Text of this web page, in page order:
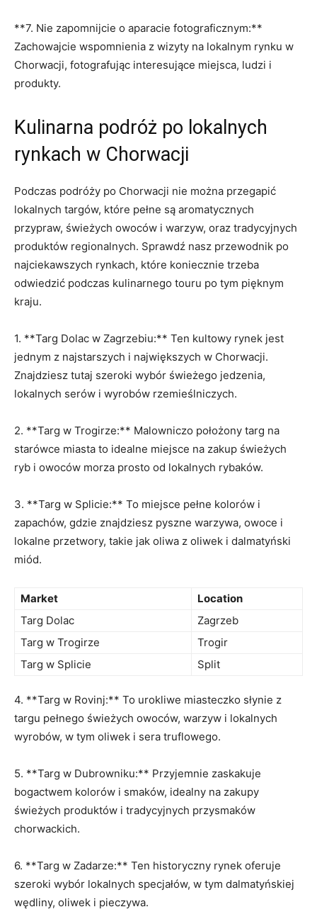
**7.‌ Nie zapomnijcie ​o‌ aparacie ⁢fotograficznym:**
Zachowajcie⁢ wspomnienia z wizyty ⁢na lokalnym rynku w
Chorwacji, fotografując ‌interesujące miejsca, ludzi i
produkty.
Kulinarna podróż po lokalnych
rynkach w Chorwacji
Podczas ‍podróży‌ po Chorwacji nie można przegapić
lokalnych targów, które​ pełne są aromatycznych
⁢przypraw,⁤ świeżych owoców i warzyw, oraz tradycyjnych
produktów regionalnych. Sprawdź nasz⁣ przewodnik po
najciekawszych rynkach, ‍które ⁤koniecznie trzeba
odwiedzić podczas ⁢kulinarnego touru po tym pięknym
kraju.
1. **Targ Dolac w Zagrzebiu:** ‌Ten kultowy⁣ rynek‍ jest
jednym ‌z najstarszych i największych w ⁢Chorwacji.
Znajdziesz ​tutaj szeroki wybór świeżego jedzenia,
lokalnych ⁤serów i wyrobów ‍rzemieślniczych.
2. **Targ w Trogirze:** Malowniczo położony targ na
starówce ​miasta to idealne miejsce na zakup świeżych
ryb i owoców morza ⁣prosto od lokalnych rybaków.
3.⁤ **Targ w Splicie:** To miejsce pełne kolorów ⁢i
⁢zapachów, gdzie znajdziesz pyszne warzywa, owoce i
⁢lokalne przetwory, takie jak oliwa z ‍oliwek i dalmatyński
miód.
Market
Location
Targ Dolac
Zagrzeb
Targ w Trogirze
Trogir
Targ ‌w Splicie
Split
4. ‌**Targ w Rovinj:** To urokliwe miasteczko słynie⁢ z
targu ⁤pełnego świeżych owoców, ‍warzyw ​i lokalnych
wyrobów, ‌w⁣ tym oliwek i ⁤sera truflowego.
5. **Targ‌ w Dubrowniku:**⁤ Przyjemnie zaskakuje
bogactwem kolorów i smaków, idealny na zakupy
świeżych produktów i tradycyjnych​ przysmaków‌
chorwackich.
6. **Targ w Zadarze:** Ten⁣ historyczny rynek oferuje
szeroki wybór⁤ lokalnych specjałów, w tym dalmatyńskiej
wędliny, oliwek i pieczywa.